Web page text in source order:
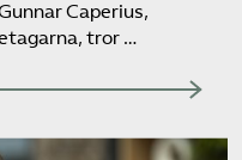
Caperius,
tror …